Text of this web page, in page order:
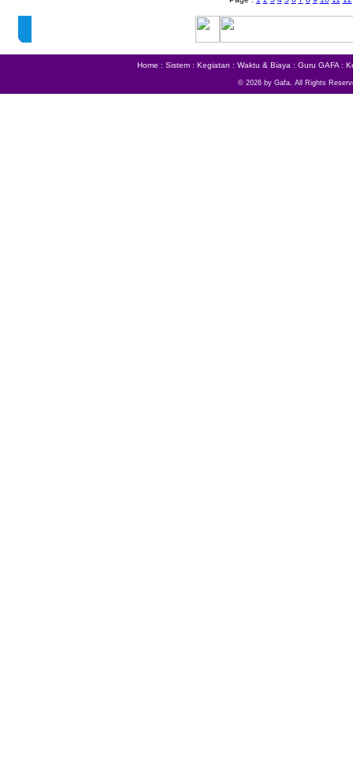
Home : Sistem : Kegiatan : Waktu & Biaya : Guru GAFA :
© 2026 by Gafa. All Rights